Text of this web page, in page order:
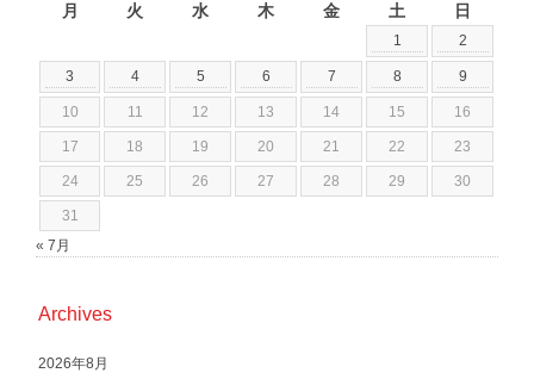
月 火 水 木 金 土 日
1 2
3 4 5 6 7 8 9
10 11 12 13 14 15 16
17 18 19 20 21 22 23
24 25 26 27 28 29 30
31
« 7月
Archives
2026年8月